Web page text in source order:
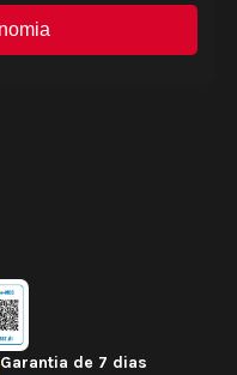
Garantia de 7 dias